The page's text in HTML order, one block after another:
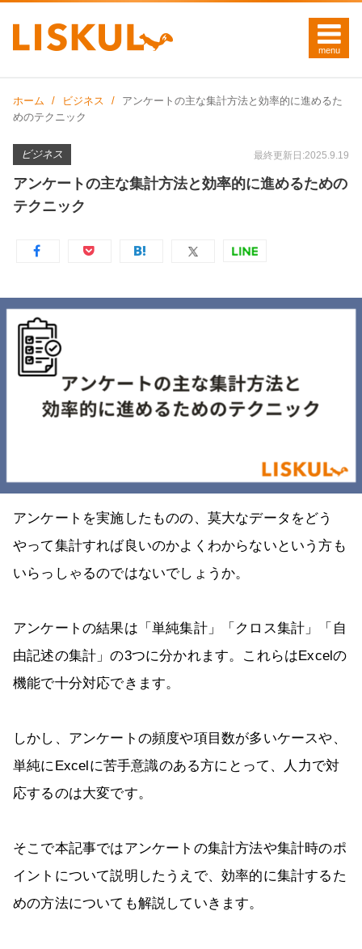
ホーム ビジネス
アンケートの主な集計方法と効率的に進めるた
めのテクニック
ビジネス 最終更新日:2025.9.19
アンケートの主な集計方法と効率的に進めるための
テクニック
アンケートを実施したものの、莫大なデータをどう
やって集計すれば良いのかよくわからないという方も
いらっしゃるのではないでしょうか。
アンケートの結果は「単純集計」「クロス集計」「自
由記述の集計」の3つに分かれます。これらはExcelの
機能で十分対応できます。
しかし、アンケートの頻度や項目数が多いケースや、
単純にExcelに苦手意識のある方にとって、人力で対
応するのは大変です。
そこで本記事ではアンケートの集計方法や集計時のポ
イントについて説明したうえで、効率的に集計するた
めの方法についても解説していきます。